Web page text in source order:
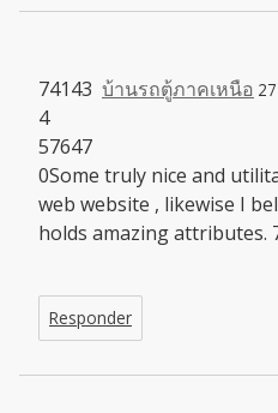
บ้านรถตู้ภาคเหนือ
74143
4
57647
0Some truly nice and
web website , likewise I
holds amazing attributes.
Responder